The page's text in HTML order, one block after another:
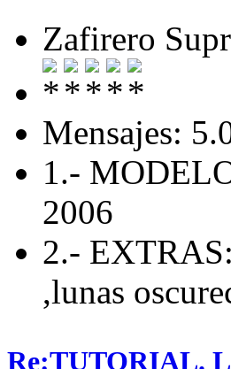
Zafirero
Mensajes:
1.-
2006
2.-
,lunas
Re:TUTORIAL.